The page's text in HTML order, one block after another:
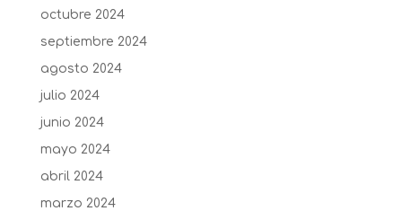
octubre 2024
septiembre 2024
agosto 2024
julio 2024
junio 2024
mayo 2024
abril 2024
marzo 2024